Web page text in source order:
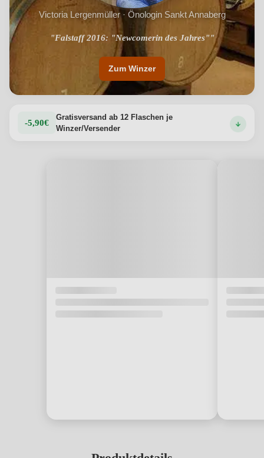
Victoria Lergenmüller · Önologin Sankt Annaberg
"Falstaff 2016: "Newcomerin des Jahres""
"Charaktervolle Terroirweine aus der Pfalz"
Zum Winzer
-5,90€
Gratisversand ab 12 Flaschen je
Winzer/Versender